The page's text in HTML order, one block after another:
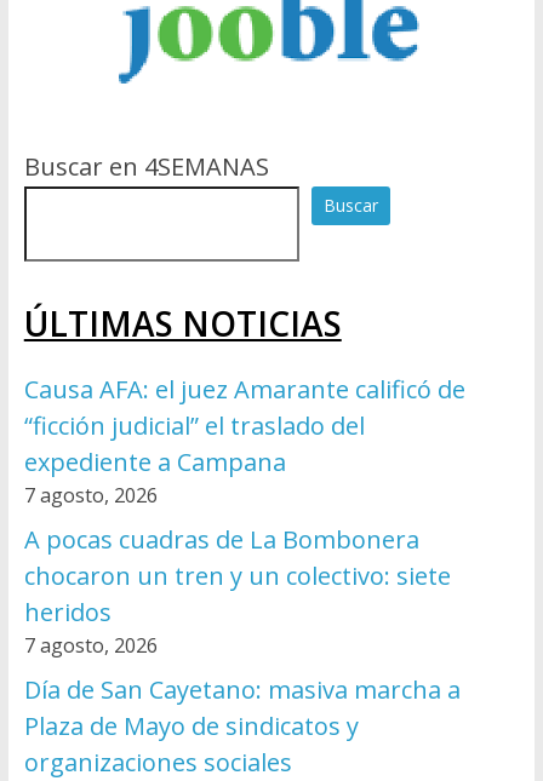
Buscar en 4SEMANAS
Buscar
ÚLTIMAS NOTICIAS
Causa AFA: el juez Amarante calificó de
“ficción judicial” el traslado del
expediente a Campana
7 agosto, 2026
A pocas cuadras de La Bombonera
chocaron un tren y un colectivo: siete
heridos
7 agosto, 2026
Día de San Cayetano: masiva marcha a
Plaza de Mayo de sindicatos y
organizaciones sociales